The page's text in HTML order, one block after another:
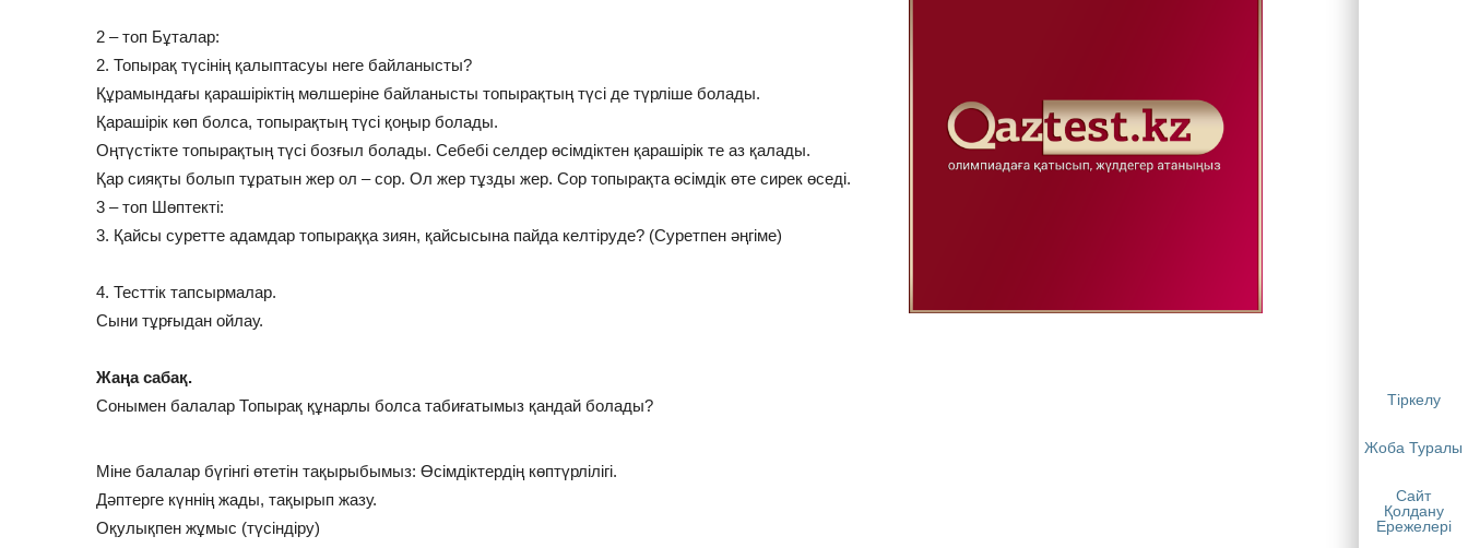
Тіркелу
Жоба Туралы
Сайт
Қолдану
Ережелері
2 – топ Бұталар:
2. Топырақ түсінің қалыптасуы неге байланысты?
Құрамындағы қарашіріктің мөлшеріне байланысты топырақтың түсі де түрліше болады.
Қарашірік көп болса, топырақтың түсі қоңыр болады.
Оңтүстікте топырақтың түсі бозғыл болады. Себебі селдер өсімдіктен қарашірік те аз қалады.
Қар сияқты болып тұратын жер ол – сор. Ол жер тұзды жер. Сор топырақта өсімдік өте сирек өседі.
3 – топ Шөптекті:
3. Қайсы суретте адамдар топыраққа зиян, қайсысына пайда келтіруде? (Суретпен әңгіме)
4. Тесттік тапсырмалар.
Сыни тұрғыдан ойлау.
Жаңа сабақ.
Сонымен балалар Топырақ құнарлы болса табиғатымыз қандай болады?
Міне балалар бүгінгі өтетін тақырыбымыз: Өсімдіктердің көптүрлілігі.
Дәптерге күннің жады, тақырып жазу.
Оқулықпен жұмыс (түсіндіру)